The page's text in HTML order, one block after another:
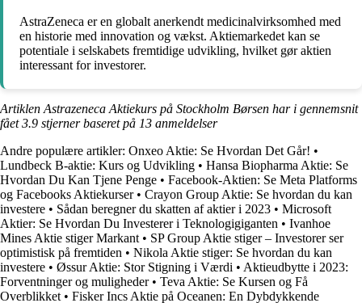
AstraZeneca er en globalt anerkendt medicinalvirksomhed med
en historie med innovation og vækst. Aktiemarkedet kan se
potentiale i selskabets fremtidige udvikling, hvilket gør aktien
interessant for investorer.
Artiklen Astrazeneca Aktiekurs på Stockholm Børsen har i gennemsnit
fået3.9 stjerner baseret på 13 anmeldelser
Andre populære artikler: Onxeo Aktie: Se Hvordan Det Går! •
Lundbeck B-aktie: Kurs og Udvikling • Hansa Biopharma Aktie: Se
Hvordan Du Kan Tjene Penge • Facebook-Aktien: Se Meta Platforms
og Facebooks Aktiekurser• Crayon Group Aktie: Se hvordan du kan
investere • Sådan beregner du skatten af aktier i 2023 • Microsoft
Aktier: Se Hvordan Du Investerer i Teknologigiganten • Ivanhoe
Mines Aktie stiger Markant • SP Group Aktie stiger – Investorer ser
optimistisk på fremtiden • Nikola Aktie stiger: Se hvordan du kan
investere • Øssur Aktie: Stor Stigning i Værdi • Aktieudbytte i 2023:
Forventninger og muligheder• Teva Aktie: Se Kursen og Få
Overblikket • Fisker Incs Aktie på Oceanen: En Dybdykkende